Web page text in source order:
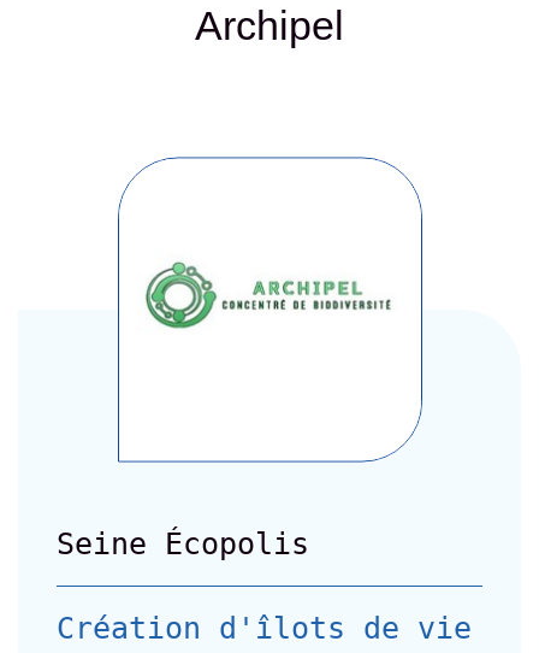
Archipel
Seine Écopolis
Création d'îlots de vie